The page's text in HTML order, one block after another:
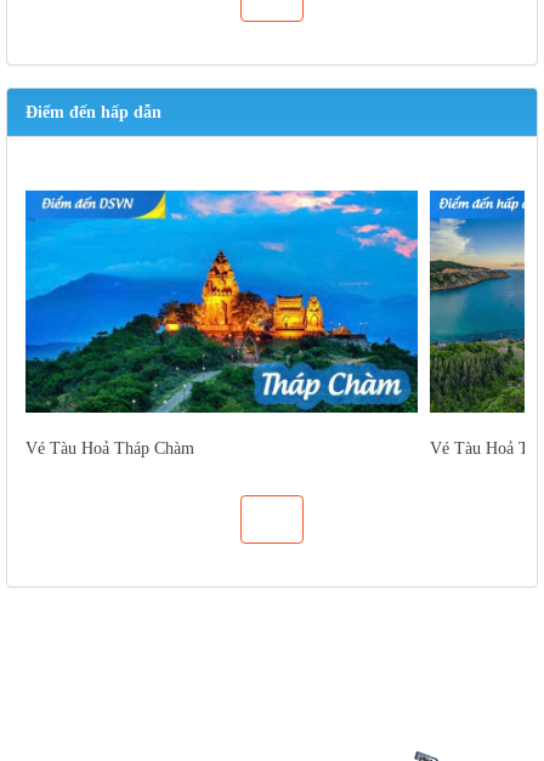
Điểm đến hấp dẫn
Vé Tàu Hoả Tháp Chàm Vé Tàu Hoả